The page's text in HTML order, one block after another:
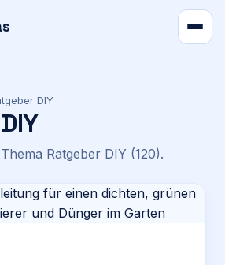
DIY
Ratgeber DIY (120).